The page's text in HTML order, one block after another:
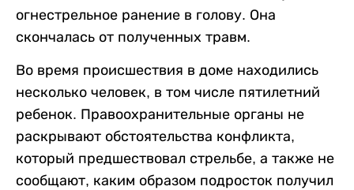
огнестрельное ранение в голову. Она
скончалась от полученных травм.
Во время происшествия в доме находились
несколько человек, в том числе пятилетний
ребенок. Правоохранительные органы не
раскрывают обстоятельства конфликта,
который предшествовал стрельбе, а также не
сообщают, каким образом подросток получил